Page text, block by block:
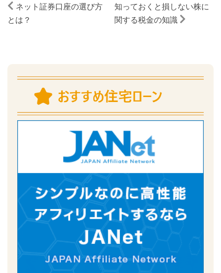
ネット証券口座の選び方
とは？
知っておくと損しない株に
関する税金の知識